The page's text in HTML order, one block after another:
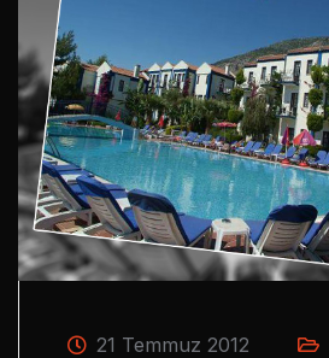
21 Temmuz 2012